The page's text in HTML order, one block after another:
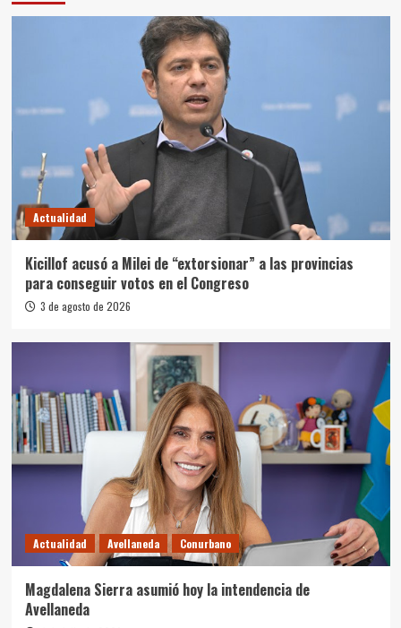
Actualidad
Kicillof acusó a Milei de “extorsionar” a las provincias
para conseguir votos en el Congreso
3 de agosto de 2026
Actualidad Avellaneda Conurbano
Magdalena Sierra asumió hoy la intendencia de
Avellaneda